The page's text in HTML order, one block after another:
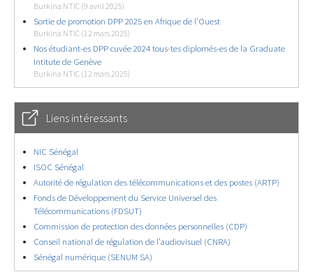
Burkina NTIC (9 avril 2025)
Sortie de promotion DPP 2025 en Afrique de l’Ouest
Burkina NTIC (12 mars 2025)
Nos étudiant-es DPP cuvée 2024 tous-tes diplomés-es de la Graduate
Intitute de Genève
Burkina NTIC (12 mars 2025)
Liens intéressants
NIC Sénégal
ISOC Sénégal
Autorité de régulation des télécommunications et des postes (ARTP)
Fonds de Développement du Service Universel des
Télécommunications (FDSUT)
Commission de protection des données personnelles (CDP)
Conseil national de régulation de l’audiovisuel (CNRA)
Sénégal numérique (SENUM SA)